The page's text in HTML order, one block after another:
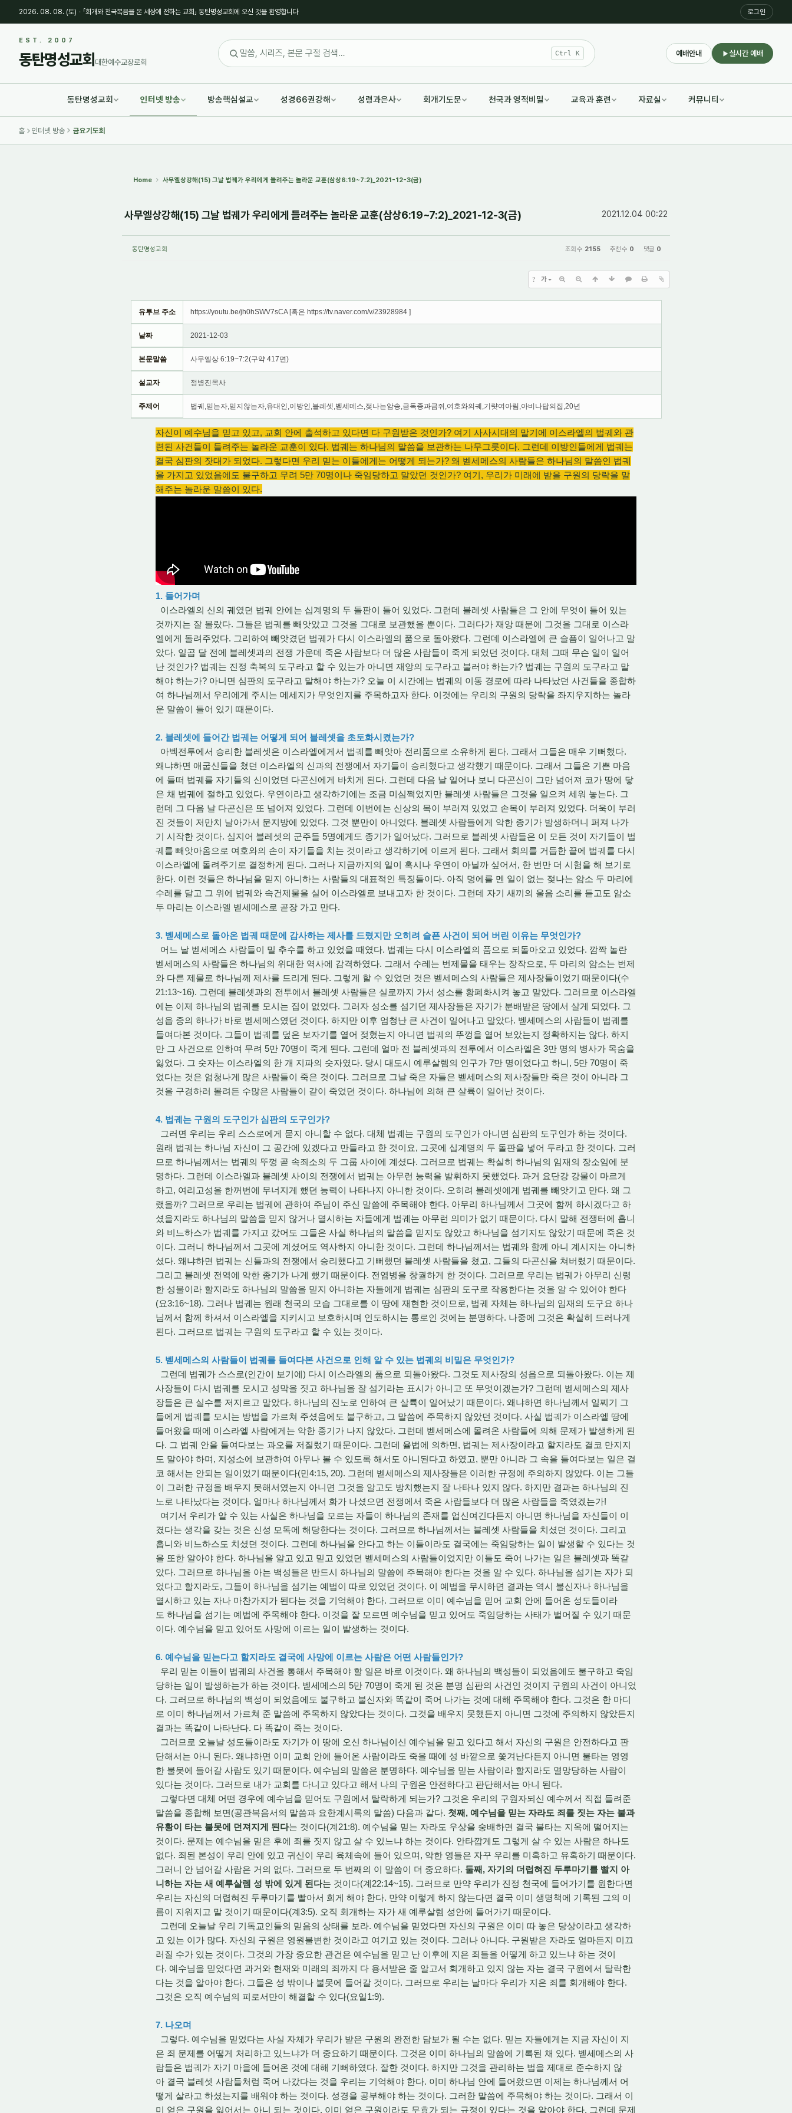
2026. 08. 08. (토) · 「회개와 천국복음을 온 세상에 전하는 교회」 동탄명성교회에 오신 것을 환영합니다 로그인
EST. 2007
동탄명성교회 대한예수교장로회
Ctrl K 예배안내 실시간 예배
동탄명성교회 인터넷 방송 방송핵심설교 성경66권강해 성령과은사 회개기도문 천국과 영적비밀 교육과 훈련 자료실 커뮤니티
홈 인터넷 방송 금요기도회
Home 사무엘상강해(15) 그날 법궤가 우리에게 들려주는 놀라운 교훈(삼상6:19~7:2)_2021-12-3(금)
2021.12.04 00:22
사무엘상강해(15) 그날 법궤가 우리에게 들려주는 놀라운 교훈(삼상6:19~7:2)_2021-12-3(금)
동탄명성교회 조회 수 2155 추천 수 0 댓글 0
? 가
유투브 주소 https://youtu.be/jh0hSWV7sCA [혹은 https://tv.naver.com/v/23928984 ]
날짜 2021-12-03
본문말씀 사무엘상 6:19~7:2(구약 417면)
설교자 정병진목사
주제어 법궤,믿는자,믿지않는자,유대인,이방인,블레셋,벧세메스,젖나는암송,금독종과금쥐,여호와의궤,기럇여아림,아비나답의집,20년
자신이 예수님을 믿고 있고, 교회 안에 출석하고 있다면 다 구원받은 것인가? 여기 사사시대의 말기에 이스라엘의 법궤와 관
련된 사건들이 들려주는 놀라운 교훈이 있다. 법궤는 하나님의 말씀을 보관하는 나무그릇이다. 그런데 이방인들에게 법궤는
결국 심판의 잣대가 되었다. 그렇다면 우리 믿는 이들에게는 어떻게 되는가? 왜 벧세메스의 사람들은 하나님의 말씀인 법궤
을 가지고 있었음에도 불구하고 무려 5만 70명이나 죽임당하고 말았던 것인가? 여기, 우리가 미래에 받을 구원의 당락을 말
해주는 놀라운 말씀이 있다.
1. 들어가며
이스라엘의 신의 궤였던 법궤 안에는 십계명의 두 돌판이 들어 있었다. 그런데 블레셋 사람들은 그 안에 무엇이 들어 있는
것까지는 잘 몰랐다. 그들은 법궤를 빼앗았고 그것을 그대로 보관했을 뿐이다. 그러다가 재앙 때문에 그것을 그대로 이스라
엘에게 돌려주었다. 그리하여 빼앗겼던 법궤가 다시 이스라엘의 품으로 돌아왔다. 그런데 이스라엘에 큰 슬픔이 일어나고 말
았다. 일곱 달 전에 블레셋과의 전쟁 가운데 죽은 사람보다 더 많은 사람들이 죽게 되었던 것이다. 대체 그때 무슨 일이 일어
난 것인가? 법궤는 진정 축복의 도구라고 할 수 있는가 아니면 재앙의 도구라고 불러야 하는가? 법궤는 구원의 도구라고 말
해야 하는가? 아니면 심판의 도구라고 말해야 하는가? 오늘 이 시간에는 법궤의 이동 경로에 따라 나타났던 사건들을 종합하
여 하나님께서 우리에게 주시는 메세지가 무엇인지를 주목하고자 한다. 이것에는 우리의 구원의 당락을 좌지우지하는 놀라
운 말씀이 들어 있기 때문이다.
2. 블레셋에 들어간 법궤는 어떻게 되어 블레셋을 초토화시켰는가?
아벡전투에서 승리한 블레셋은 이스라엘에게서 법궤를 빼앗아 전리품으로 소유하게 된다. 그래서 그들은 매우 기뻐했다.
왜냐하면 애굽신들을 쳤던 이스라엘의 신과의 전쟁에서 자기들이 승리했다고 생각했기 때문이다. 그래서 그들은 기쁜 마음
에 들떠 법궤를 자기들의 신이었던 다곤신에게 바치게 된다. 그런데 다음 날 일어나 보니 다곤신이 그만 넘어져 코가 땅에 닿
은 채 법궤에 절하고 있었다. 우연이라고 생각하기에는 조금 미심쩍었지만 블레셋 사람들은 그것을 일으켜 세워 놓는다. 그
런데 그 다음 날 다곤신은 또 넘어져 있었다. 그런데 이번에는 신상의 목이 부러져 있었고 손목이 부러져 있었다. 더욱이 부러
진 것들이 저만치 날아가서 문지방에 있었다. 그것 뿐만이 아니었다. 블레셋 사람들에게 악한 종기가 발생하더니 퍼져 나가
기 시작한 것이다. 심지어 블레셋의 군주들 5명에게도 종기가 일어났다. 그러므로 블레셋 사람들은 이 모든 것이 자기들이 법
궤를 빼앗아옴으로 여호와의 손이 자기들을 치는 것이라고 생각하기에 이르게 된다. 그래서 회의를 거듭한 끝에 법궤를 다시
이스라엘에 돌려주기로 결정하게 된다. 그러나 지금까지의 일이 혹시나 우연이 아닐까 싶어서, 한 번만 더 시험을 해 보기로
한다. 이런 것들은 하나님을 믿지 아니하는 사람들의 대표적인 특징들이다. 아직 멍에를 멘 일이 없는 젖나는 암소 두 마리에
수레를 달고 그 위에 법궤와 속건제물을 실어 이스라엘로 보내고자 한 것이다. 그런데 자기 새끼의 울음 소리를 듣고도 암소
두 마리는 이스라엘 벧세메스로 곧장 가고 만다.
3. 벧세메스로 돌아온 법궤 때문에 감사하는 제사를 드렸지만 오히려 슬픈 사건이 되어 버린 이유는 무엇인가?
어느 날 벧세메스 사람들이 밀 추수를 하고 있었을 때였다. 법궤는 다시 이스라엘의 품으로 되돌아오고 있었다. 깜짝 놀란
벧세메스의 사람들은 하나님의 위대한 역사에 감격하였다. 그래서 수레는 번제물을 태우는 장작으로, 두 마리의 암소는 번제
와 다른 제물로 하나님께 제사를 드리게 된다. 그렇게 할 수 있었던 것은 벧세메스의 사람들은 제사장들이었기 때문이다(수
21:13~16). 그런데 블레셋과의 전투에서 블레셋 사람들은 실로까지 가서 성소를 황폐화시켜 놓고 말았다. 그러므로 이스라엘
에는 이제 하나님의 법궤를 모시는 집이 없었다. 그러자 성소를 섬기던 제사장들은 자기가 분배받은 땅에서 살게 되었다. 그
성읍 중의 하나가 바로 벧세메스였던 것이다. 하지만 이후 엄청난 큰 사건이 일어나고 말았다. 벧세메스의 사람들이 법궤를
들여다본 것이다. 그들이 법궤를 덮은 보자기를 열어 젖혔는지 아니면 법궤의 뚜껑을 열어 보았는지 정확하지는 않다. 하지
만 그 사건으로 인하여 무려 5만 70명이 죽게 된다. 그런데 얼마 전 블레셋과의 전투에서 이스라엘은 3만 명의 병사가 목숨을
잃었다. 그 숫자는 이스라엘의 한 개 지파의 숫자였다. 당시 대도시 예루살렘의 인구가 7만 명이었다고 하니, 5만 70명이 죽
었다는 것은 엄청나게 많은 사람들이 죽은 것이다. 그러므로 그날 죽은 자들은 벧세메스의 제사장들만 죽은 것이 아니라 그
것을 구경하러 몰려든 수많은 사람들이 같이 죽었던 것이다. 하나님에 의해 큰 살륙이 일어난 것이다.
4. 법궤는 구원의 도구인가 심판의 도구인가?
그러면 우리는 우리 스스로에게 묻지 아니할 수 없다. 대체 법궤는 구원의 도구인가 아니면 심판의 도구인가 하는 것이다.
원래 법궤는 하나님 자신이 그 공간에 있겠다고 만들라고 한 것이요, 그곳에 십계명의 두 돌판을 넣어 두라고 한 것이다. 그러
므로 하나님께서는 법궤의 뚜껑 곧 속죄소의 두 그룹 사이에 계셨다. 그러므로 법궤는 확실히 하나님의 임재의 장소임에 분
명하다. 그런데 이스라엘과 블레셋 사이의 전쟁에서 법궤는 아무런 능력을 발휘하지 못했었다. 과거 요단강 강물이 마르게
하고, 여리고성을 한꺼번에 무너지게 했던 능력이 나타나지 아니한 것이다. 오히려 블레셋에게 법궤를 빼앗기고 만다. 왜 그
랬을까? 그러므로 우리는 법궤에 관하여 주님이 주신 말씀에 주목해야 한다. 아무리 하나님께서 그곳에 함께 하시겠다고 하
셨을지라도 하나님의 말씀을 믿지 않거나 멸시하는 자들에게 법궤는 아무런 의미가 없기 때문이다. 다시 말해 전쟁터에 홉니
와 비느하스가 법궤를 가지고 갔어도 그들은 사실 하나님의 말씀을 믿지도 않았고 하나님을 섬기지도 않았기 때문에 죽은 것
이다. 그러니 하나님께서 그곳에 계셨어도 역사하지 아니한 것이다. 그런데 하나님께서는 법궤와 함께 아니 계시지는 아니하
셨다. 왜냐하면 법궤는 신들과의 전쟁에서 승리했다고 기뻐했던 블레셋 사람들을 쳤고, 그들의 다곤신을 쳐버렸기 때문이다.
그리고 블레셋 전역에 악한 종기가 나게 했기 때문이다. 전염병을 창궐하게 한 것이다. 그러므로 우리는 법궤가 아무리 신령
한 성물이라 할지라도 하나님의 말씀을 믿지 아니하는 자들에게 법궤는 심판의 도구로 작용한다는 것을 알 수 있어야 한다
(요3:16~18). 그러나 법궤는 원래 천국의 모습 그대로를 이 땅에 재현한 것이므로, 법궤 자체는 하나님의 임재의 도구요 하나
님께서 함께 하셔서 이스라엘을 지키시고 보호하시며 인도하시는 통로인 것에는 분명하다. 나중에 그것은 확실히 드러나게
된다. 그러므로 법궤는 구원의 도구라고 할 수 있는 것이다.
5. 벧세메스의 사람들이 법궤를 들여다본 사건으로 인해 알 수 있는 법궤의 비밀은 무엇인가?
그런데 법궤가 스스로(인간이 보기에) 다시 이스라엘의 품으로 되돌아왔다. 그것도 제사장의 성읍으로 되돌아왔다. 이는 제
사장들이 다시 법궤를 모시고 성막을 짓고 하나님을 잘 섬기라는 표시가 아니고 또 무엇이겠는가? 그런데 벧세메스의 제사
장들은 큰 실수를 저지르고 말았다. 하나님의 진노로 인하여 큰 살륙이 일어났기 때문이다. 왜냐하면 하나님께서 일찌기 그
들에게 법궤를 모시는 방법을 가르쳐 주셨음에도 불구하고, 그 말씀에 주목하지 않았던 것이다. 사실 법궤가 이스라엘 땅에
들어왔을 때에 이스라엘 사람에게는 악한 종기가 나지 않았다. 그런데 벧세메스에 몰려온 사람들에 의해 문제가 발생하게 된
다. 그 법궤 안을 들여다보는 과오를 저질렀기 때문이다. 그런데 율법에 의하면, 법궤는 제사장이라고 할지라도 결코 만지지
도 말아야 하며, 지성소에 보관하여 아무나 볼 수 있도록 해서도 아니된다고 하였고, 뿐만 아니라 그 속을 들여다보는 일은 결
코 해서는 안되는 일이었기 때문이다(민4:15, 20). 그런데 벧세메스의 제사장들은 이러한 규정에 주의하지 않았다. 이는 그들
이 그러한 규정을 배우지 못해서였는지 아니면 그것을 알고도 방치했는지 잘 나타나 있지 않다. 하지만 결과는 하나님의 진
노로 나타났다는 것이다. 얼마나 하나님께서 화가 나셨으면 전쟁에서 죽은 사람들보다 더 많은 사람들을 죽였겠는가!
여기서 우리가 알 수 있는 사실은 하나님을 모르는 자들이 하나님의 존재를 업신여긴다든지 아니면 하나님을 자신들이 이
겼다는 생각을 갖는 것은 신성 모독에 해당한다는 것이다. 그러므로 하나님께서는 블레셋 사람들을 치셨던 것이다. 그리고
홉니와 비느하스도 치셨던 것이다. 그런데 하나님을 안다고 하는 이들이라도 결국에는 죽임당하는 일이 발생할 수 있다는 것
을 또한 알아야 한다. 하나님을 알고 있고 믿고 있었던 벧세메스의 사람들이었지만 이들도 죽어 나가는 일은 블레셋과 똑같
았다. 그러므로 하나님을 아는 백성들은 반드시 하나님의 말씀에 주목해야 한다는 것을 알 수 있다. 하나님을 섬기는 자가 되
었다고 할지라도, 그들이 하나님을 섬기는 예법이 따로 있었던 것이다. 이 예법을 무시하면 결과는 역시 불신자나 하나님을
멸시하고 있는 자나 마찬가지가 된다는 것을 기억해야 한다. 그러므로 이미 예수님을 믿어 교회 안에 들어온 성도들이라
도 하나님을 섬기는 예법에 주목해야 한다. 이것을 잘 모르면 예수님을 믿고 있어도 죽임당하는 사태가 벌어질 수 있기 때문
이다. 예수님을 믿고 있어도 사망에 이르는 일이 발생하는 것이다.
6. 예수님을 믿는다고 할지라도 결국에 사망에 이르는 사람은 어떤 사람들인가?
우리 믿는 이들이 법궤의 사건을 통해서 주목해야 할 일은 바로 이것이다. 왜 하나님의 백성들이 되었음에도 불구하고 죽임
당하는 일이 발생하는가 하는 것이다. 벧세메스의 5만 70명이 죽게 된 것은 분명 심판의 사건인 것이지 구원의 사건이 아니었
다. 그러므로 하나님의 백성이 되었음에도 불구하고 불신자와 똑같이 죽어 나가는 것에 대해 주목해야 한다. 그것은 한 마디
로 이미 하나님께서 가르쳐 준 말씀에 주목하지 않았다는 것이다. 그것을 배우지 못했든지 아니면 그것에 주의하지 않았든지
결과는 똑같이 나타난다. 다 똑같이 죽는 것이다.
그러므로 오늘날 성도들이라도 자기가 이 땅에 오신 하나님이신 예수님을 믿고 있다고 해서 자신의 구원은 안전하다고 판
단해서는 아니 된다. 왜냐하면 이미 교회 안에 들어온 사람이라도 죽을 때에 성 바깥으로 쫓겨난다든지 아니면 불타는 영영
한 불못에 들어갈 사람도 있기 때문이다. 예수님의 말씀은 분명하다. 예수님을 믿는 사람이라 할지라도 멸망당하는 사람이
있다는 것이다. 그러므로 내가 교회를 다니고 있다고 해서 나의 구원은 안전하다고 판단해서는 아니 된다.
그렇다면 대체 어떤 경우에 예수님을 믿어도 구원에서 탈락하게 되는가? 그것은 우리의 구원자되신 예수께서 직접 들려준
말씀을 종합해 보면(공관복음서의 말씀과 요한계시록의 말씀) 다음과 같다. 첫째, 예수님을 믿는 자라도 죄를 짓는 자는 불과
유황이 타는 불못에 던져지게 된다는 것이다(계21:8). 예수님을 믿는 자라도 우상을 숭배하면 결국 불타는 지옥에 떨어지는
것이다. 문제는 예수님을 믿은 후에 죄를 짓지 않고 살 수 있느냐 하는 것이다. 안타깝게도 그렇게 살 수 있는 사람은 하나도
없다. 죄된 본성이 우리 안에 있고 귀신이 우리 육체속에 들어 있으며, 악한 영들은 자꾸 우리를 미혹하고 유혹하기 때문이다.
그러니 안 넘어갈 사람은 거의 없다. 그러므로 두 번째의 이 말씀이 더 중요하다. 둘째, 자기의 더럽혀진 두루마기를 빨지 아
니하는 자는 새 예루살렘 성 밖에 있게 된다는 것이다(계22:14~15). 그러므로 만약 우리가 진정 천국에 들어가기를 원한다면
우리는 자신의 더렵혀진 두루마기를 빨아서 희게 해야 한다. 만약 이렇게 하지 않는다면 결국 이미 생명책에 기록된 그의 이
름이 지워지고 말 것이기 때문이다(계3:5). 오직 회개하는 자가 새 예루살렘 성안에 들어가기 때문이다.
그런데 오늘날 우리 기독교인들의 믿음의 상태를 보라. 예수님을 믿었다면 자신의 구원은 이미 따 놓은 당상이라고 생각하
고 있는 이가 많다. 자신의 구원은 영원불변한 것이라고 여기고 있는 것이다. 그러나 아니다. 구원받은 자라도 얼마든지 미끄
러질 수가 있는 것이다. 그것의 가장 중요한 관건은 예수님을 믿고 난 이후에 지은 죄들을 어떻게 하고 있느냐 하는 것이
다. 예수님을 믿었다면 과거와 현재와 미래의 죄까지 다 용서받은 줄 알고서 회개하고 있지 않는 자는 결국 구원에서 탈락한
다는 것을 알아야 한다. 그들은 성 밖이나 불못에 들어갈 것이다. 그러므로 우리는 날마다 우리가 지은 죄를 회개해야 한다.
그것은 오직 예수님의 피로서만이 해결할 수 있다(요일1:9).
7. 나오며
그렇다. 예수님을 믿었다는 사실 자체가 우리가 받은 구원의 완전한 담보가 될 수는 없다. 믿는 자들에게는 지금 자신이 지
은 죄 문제를 어떻게 처리하고 있느냐가 더 중요하기 때문이다. 그것은 이미 하나님의 말씀에 기록된 채 있다. 벧세메스의 사
람들은 법궤가 자기 마을에 들어온 것에 대해 기뻐하였다. 잘한 것이다. 하지만 그것을 관리하는 법을 제대로 준수하지 않
아 결국 블레셋 사람들처럼 죽어 나갔다는 것을 우리는 기억해야 한다. 이미 하나님 안에 들어왔으면 이제는 하나님께서 어
떻게 살라고 하셨는지를 배워야 하는 것이다. 성경을 공부해야 하는 것이다. 그러한 말씀에 주목해야 하는 것이다. 그래서 이
미 얻은 구원을 잃어서는 아니 되는 것이다. 이미 얻은 구원이라도 무효가 되는 규정이 있다는 것을 알아야 한다. 그런데 문제
Sketchbook5, 스케치북5
Sketchbook5, 스케치북5
Sketchbook5, 스케치북5
Sketchbook5, 스케치북5